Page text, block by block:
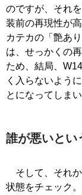
のですが、それ
装前の再現性が
カテカの「艶あ
は、せっかくの
ため、結局、
く入らないよう
とになってしまい
誰が悪いと
そして、それ
状態をチェック